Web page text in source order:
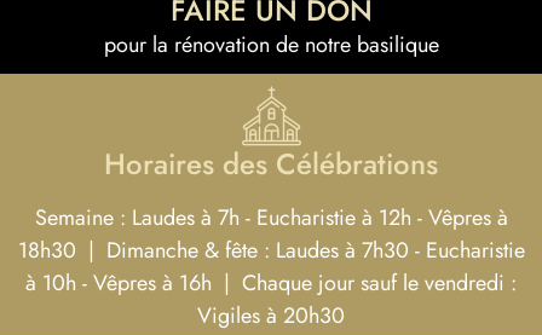
FAIRE UN DON
pour la rénovation de notre basilique
Horaires des Célébrations
Semaine : Laudes à 7h - Eucharistie à 12h - Vêpres à
18h30 | Dimanche & fête : Laudes à 7h30 - Eucharistie
à 10h - Vêpres à 16h | Chaque jour sauf le vendredi :
Vigiles à 20h30